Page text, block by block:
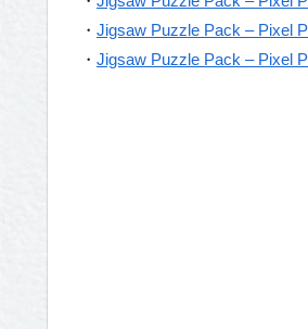
・ Jigsaw Puzzle Pack – Pixel
・ Jigsaw Puzzle Pack – Pixel